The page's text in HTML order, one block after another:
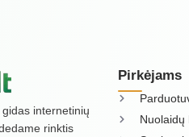
internetinių
rinktis
Pirkėjams
Nuolaidų